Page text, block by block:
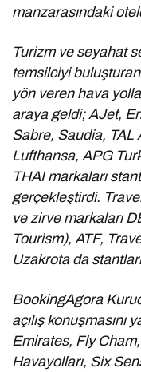
manzarasındaki
Turizm ve seyahat
temsilciyi
yön veren hava
araya geldi; AJet,
Sabre, Saudia, TAL
Lufthansa, APG
THAI markaları
gerçekleştirdi.
ve zirve markaları
Tourism), ATF,
Uzakrota da
BookingAgora
açılış konuşmasını
Emirates, Fly
Havayolları, Six